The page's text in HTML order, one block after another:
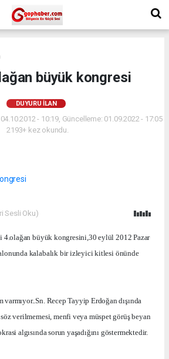
büyük kongresi
DUYURU İLAN
- 10:19, Güncelleme: 01.09.2022 - 17:05
2193+ kez okundu.
Sesli Oku)
4.olağan büyük kongresini,30 eylül 2012 Pazar
kalabalık bir izleyici kitlesi önünde
Recep Tayyip Erdoğan dışında
verilmemesi, menfi veya müspet görüş beyan
algısında sorun yaşadığını göstermektedir.